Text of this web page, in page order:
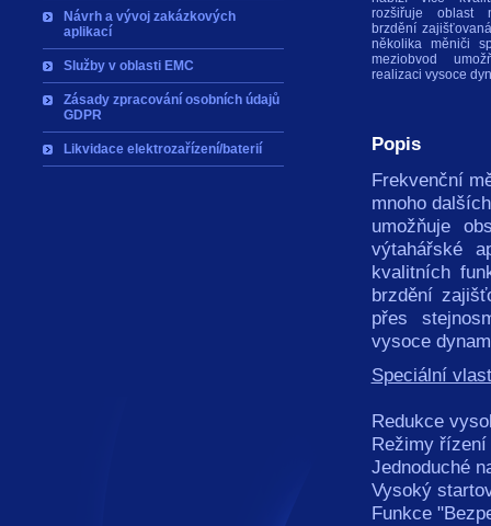
Návrh a vývoj zakázkových
aplikací
Služby v oblasti EMC
Zásady zpracování osobních údajů
GDPR
Likvidace elektrozařízení/baterií
rozšiřuje oblast
brzdění
několika měniči
meziobvod
realizaci vysoce
Popis
Frekvenční
mnoho
umožňuje
výtahářské
kvalitních
brzdění
přes
vysoce
Speciální
Redukce
Režimy
Jednoduché
Vysoký
Funkce